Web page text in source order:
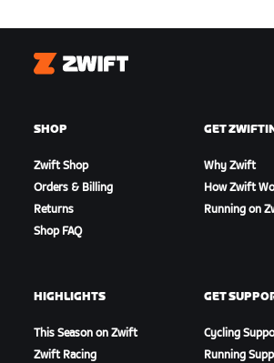
Zwift
SHOP
Zwift Shop
Orders & Billing
Returns
Shop FAQ
GET
Why Zwift
How Zwift
Running on
HIGHLIGHTS
This Season on Zwift
Zwift Racing
GET
Cycling
Running